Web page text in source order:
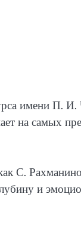
имени П. И.
на самых
С.
и